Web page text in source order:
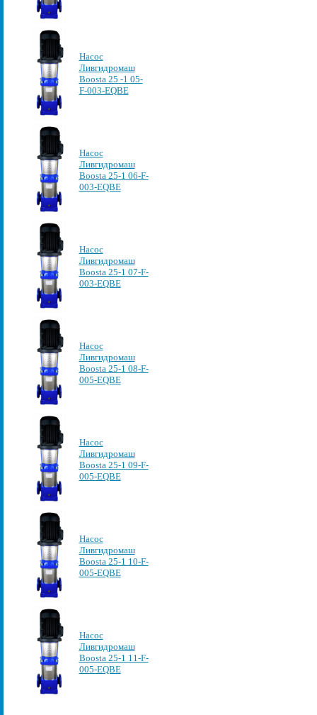
Насос
Ливгидромаш
Boosta 25 -1 05-
F-003-EQBE
Насос
Ливгидромаш
Boosta 25-1 06-F-
003-EQBE
Насос
Ливгидромаш
Boosta 25-1 07-F-
003-EQBE
Насос
Ливгидромаш
Boosta 25-1 08-F-
005-EQBE
Насос
Ливгидромаш
Boosta 25-1 09-F-
005-EQBE
Насос
Ливгидромаш
Boosta 25-1 10-F-
005-EQBE
Насос
Ливгидромаш
Boosta 25-1 11-F-
005-EQBE